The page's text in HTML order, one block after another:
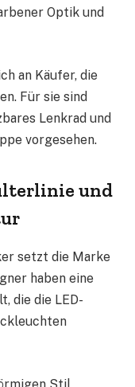
Optik und
an Käufer, die
Für sie sind
Lenkrad und
vorgesehen.
und
setzt die Marke
haben eine
die die LED-
Stil